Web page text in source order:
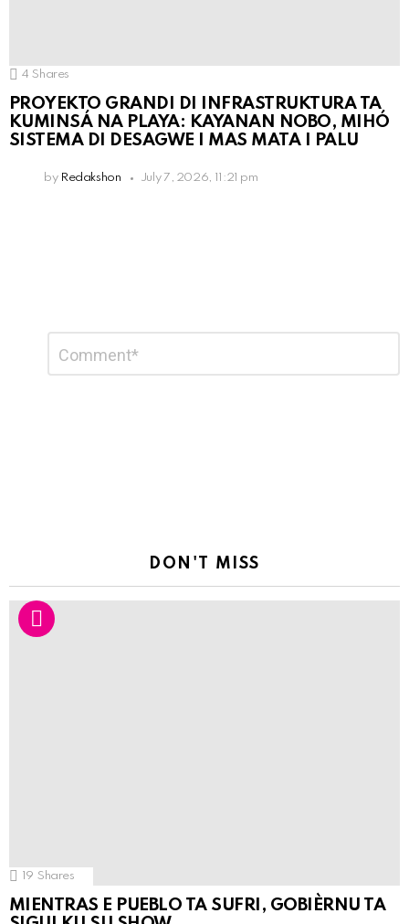
4 Shares
PROYEKTO GRANDI DI INFRASTRUKTURA TA
KUMINSÁ NA PLAYA: KAYANAN NOBO, MIHÓ
SISTEMA DI DESAGWE I MAS MATA I PALU
by Redakshon July 7, 2026, 11:21 pm
Reply
DON'T MISS
19 Shares
MIENTRAS E PUEBLO TA SUFRI, GOBIÈRNU TA